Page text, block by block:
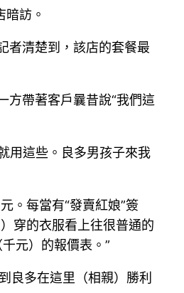
暗訪。
者清楚到，該店的套餐最
方帶著客戶曩昔說“我們這
用這些。良多男孩子來我
。每當有“發賣紅娘”簽
穿的衣服看上往很普通的
元）的報價表。”
良多在這里（相親）勝利